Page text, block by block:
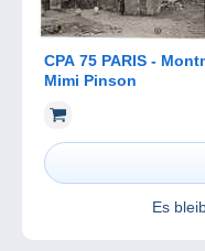
CPA 75 PARIS -
Mimi Pinson
Es